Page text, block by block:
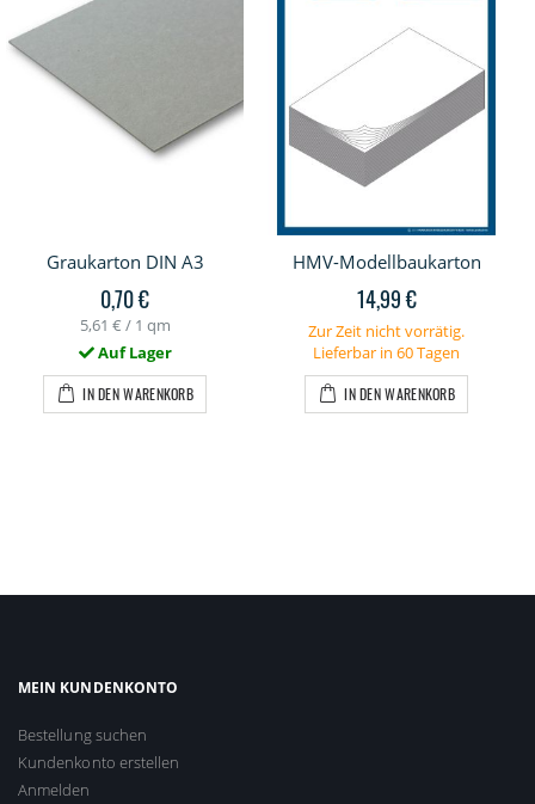
Graukarton DIN A3
0,70 €
5,61 € / 1 qm
Auf Lager
IN DEN WARENKORB
HMV-Modellbaukarton
14,99 €
Zur Zeit nicht vorrätig.
Lieferbar in 60 Tagen
IN DEN WARENKORB
MEIN KUNDENKONTO
Bestellung suchen
Kundenkonto erstellen
Anmelden